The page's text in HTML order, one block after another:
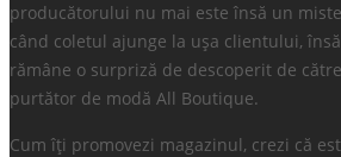
producătorului nu mai este însă un
când coletul ajunge la ușa clientului,
rămâne o surpriză de descoperit de
purtător de modă All Boutique.
Cum îți promovezi magazinul, crezi că